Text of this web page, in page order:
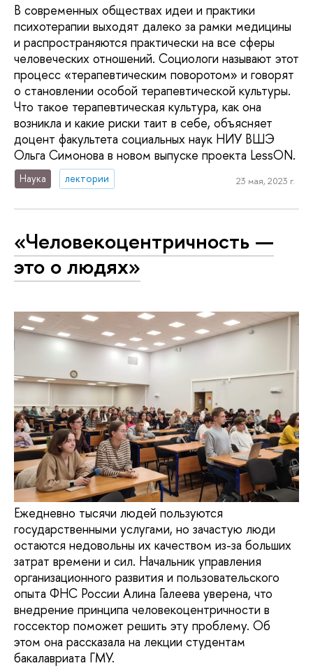
В современных обществах идеи и практики
психотерапии выходят далеко за рамки медицины
и распространяются практически на все сферы
человеческих отношений. Социологи называют этот
процесс «терапевтическим поворотом» и говорят
о становлении особой терапевтической культуры.
Что такое терапевтическая культура, как она
возникла и какие риски таит в себе, объясняет
доцент факультета социальных наук НИУ ВШЭ
Ольга Симонова в новом выпуске проекта LessON.
Наука лектории 23 мая, 2023 г.
«Человекоцентричность —
это о людях»
Ежедневно тысячи людей пользуются
государственными услугами, но зачастую люди
остаются недовольны их качеством из-за больших
затрат времени и сил. Начальник управления
организационного развития и пользовательского
опыта ФНС России Алина Галеева уверена, что
внедрение принципа человекоцентричности в
госсектор поможет решить эту проблему. Об
этом она рассказала на лекции студентам
бакалавриата ГМУ.